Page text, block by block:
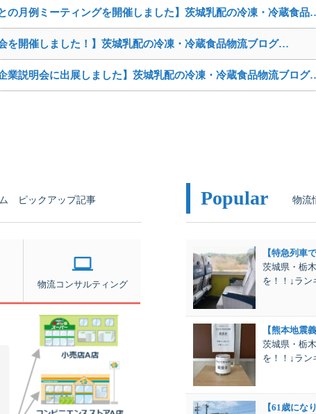
の月例ミーティングを開催しました】茨城乳配の冷凍・冷蔵食品
を開催しました！】茨城乳配の冷凍・冷蔵食品物流ブログ…
業説明会に出展しました】茨城乳配の冷凍・冷蔵食品物流ブログ
ピックアップ記事
物流コンサルティング
Popular 物流
【特急列車
茨城県・栃
を！！↓ラン
【熊本地震
茨城県・栃
を！！↓ラン
【61歳にな